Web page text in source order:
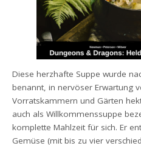
Diese herzhafte Suppe wurde
benannt, in nervöser Erwartung
Vorratskammern und Gärten
auch als Willkommenssuppe
komplette Mahlzeit für sich. Er
Gemüse (mit bis zu vier